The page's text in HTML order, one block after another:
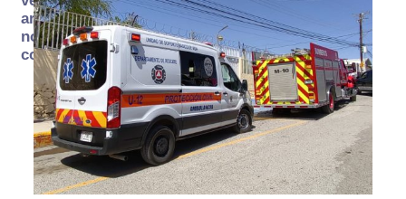
arde… pero
no se
consume